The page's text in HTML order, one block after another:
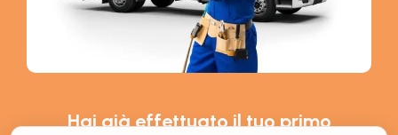
Hai già effettuato il tuo primo